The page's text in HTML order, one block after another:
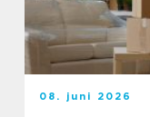
08. juni 2026